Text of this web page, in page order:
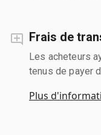
Frais de
Les acheteurs
tenus de payer
Plus